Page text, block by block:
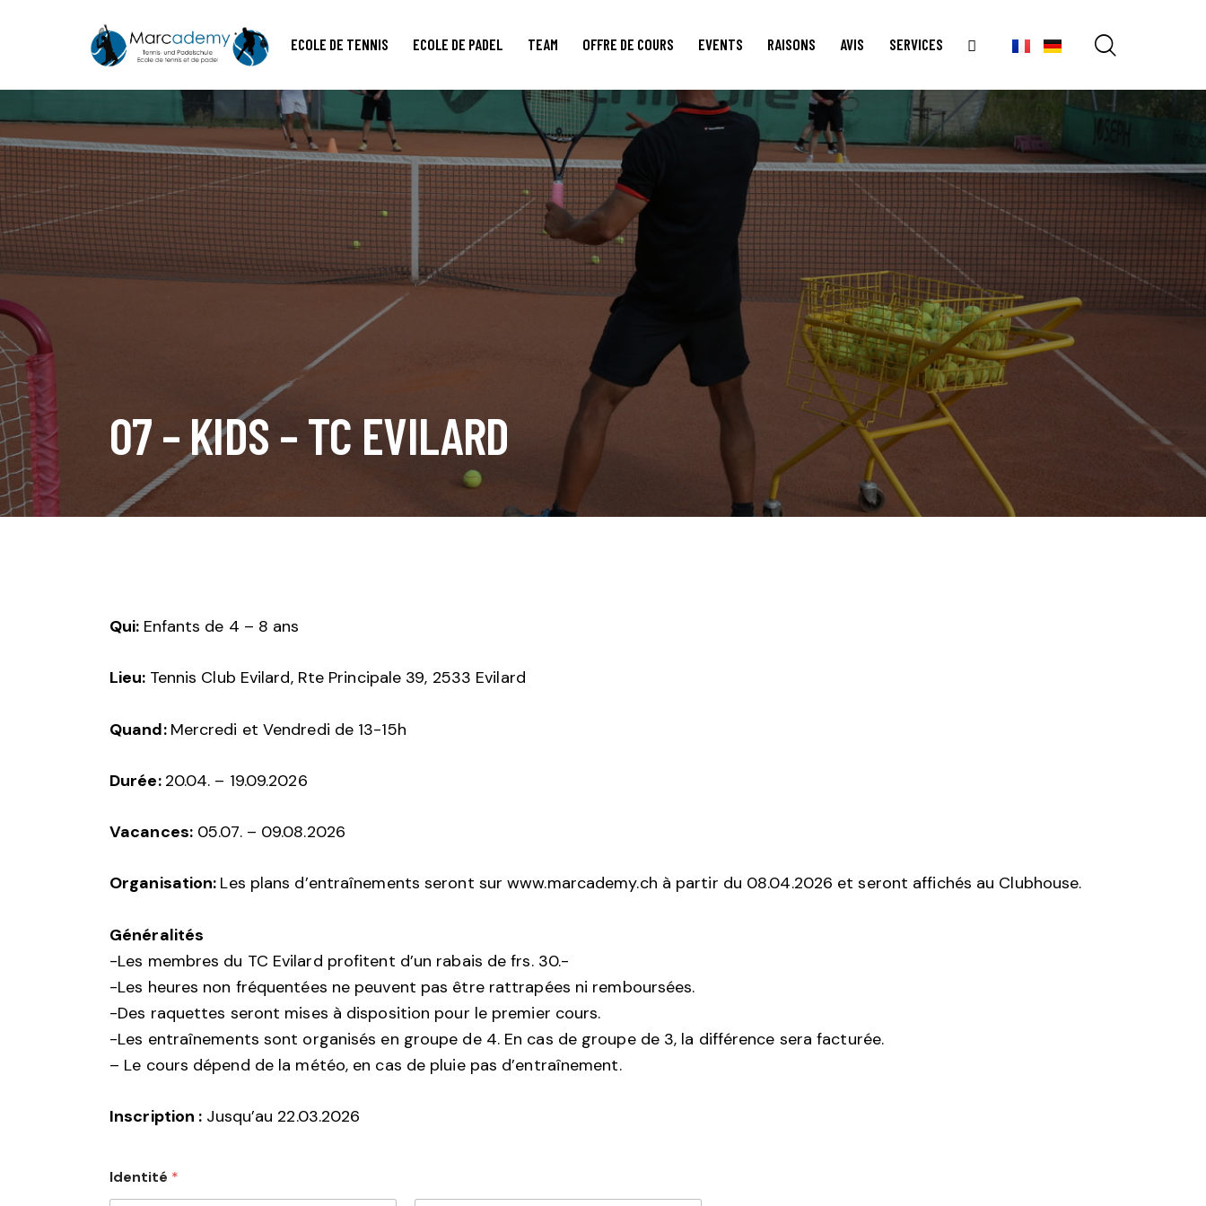
ECOLE DE TENNIS ECOLE DE PADEL TEAM OFFRE DE COURS EVENTS RAISONS AVIS SERVICES
07 – KIDS – TC EVILARD
Qui: Enfants de 4 – 8 ans
Lieu: Tennis Club Evilard, Rte Principale 39, 2533 Evilard
Quand: Mercredi et Vendredi de 13-15h
Durée: 20.04. – 19.09.2026
Vacances:05.07. – 09.08.2026
Organisation: Les plans d’entraînements seront sur www.marcademy.ch à partir du 08.04.2026 et seront affichés au Clubhouse.
Généralités
-Les membres du TC Evilard profitent d’un rabais de frs. 30.-
-Les heures non fréquentées ne peuvent pas être rattrapées ni remboursées.
-Des raquettes seront mises à disposition pour le premier cours.
-Les entraînements sont organisés en groupe de 4. En cas de groupe de 3, la différence sera facturée.
– Le cours dépend de la météo, en cas de pluie pas d’entraînement.
Inscription : Jusqu’au 22.03.2026
Identité *